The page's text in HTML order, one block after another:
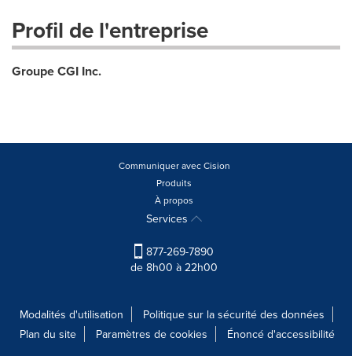
Profil de l'entreprise
Groupe CGI Inc.
Communiquer avec Cision
Produits
À propos
Services
877-269-7890
de 8h00 à 22h00
Modalités d'utilisation
Politique sur la sécurité des données
Plan du site
Paramètres de cookies
Énoncé d'accessibilité